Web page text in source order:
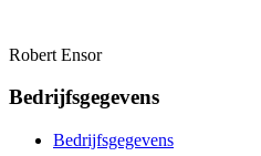
Robert Ensor
Bedrijfsgegevens
Bedrijfsgegevens